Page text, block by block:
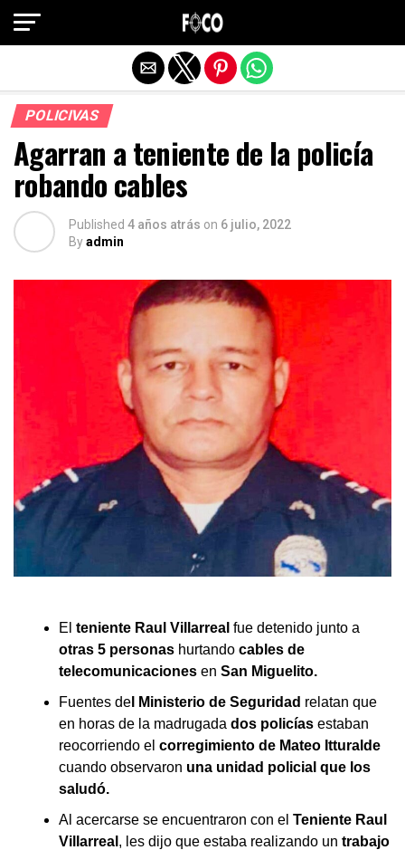
POLICIVAS
Agarran a teniente de la policía
robando cables
Published 4 años atrás on 6 julio, 2022
Byadmin
El teniente Raul Villarreal fue detenido junto a
otras 5 personas hurtando cables de
telecomunicaciones en San Miguelito.
Fuentes de l Ministerio de Seguridad relatan que
en horas de la madrugada dos policías estaban
reocorriendo el corregimiento de Mateo Itturalde
cuando observaron una unidad policial que los
saludó.
Al acercarse se encuentraron con el Teniente Raul
Villarreal , les dijo que estaba realizando un trabajo
Salir de la versión móvil